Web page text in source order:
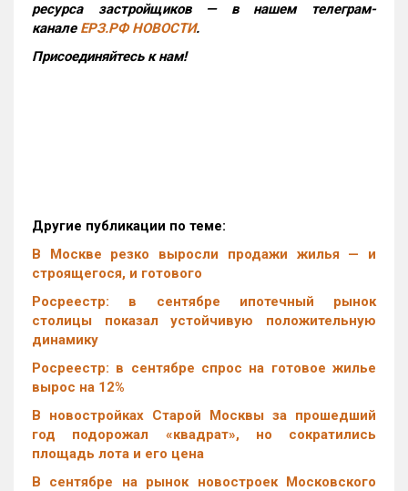
ресурса застройщиков — в нашем телеграм-
канале ЕРЗ.РФ НОВОСТИ.
Присоединяйтесь к нам!
Другие публикации по теме:
В Москве резко выросли продажи жилья — и
строящегося, и готового
Росреестр: в сентябре ипотечный рынок
столицы показал устойчивую положительную
динамику
Росреестр: в сентябре спрос на готовое жилье
вырос на 12%
В новостройках Старой Москвы за прошедший
год подорожал «квадрат», но сократились
площадь лота и его цена
В сентябре на рынок новостроек Московского